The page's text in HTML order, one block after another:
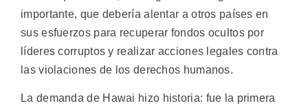
importante, que debería alentar a otros países en
sus esfuerzos para recuperar fondos ocultos por
líderes corruptos y realizar acciones legales contra
las violaciones de los derechos humanos.
La demanda de Hawai hizo historia: fue la primera